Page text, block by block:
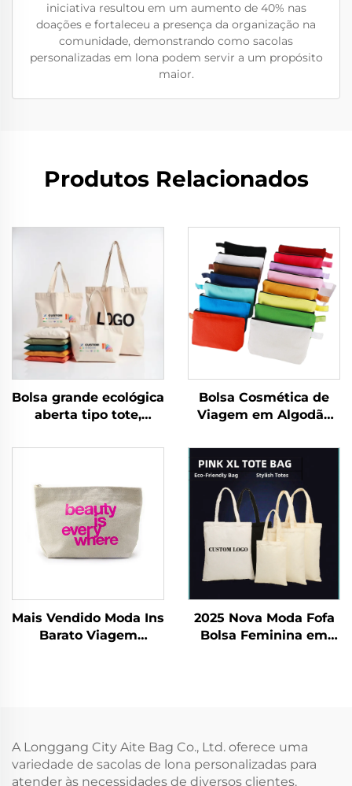
iniciativa resultou em um aumento de 40% nas
doações e fortaleceu a presença da organização na
comunidade, demonstrando como sacolas
personalizadas em lona podem servir a um propósito
maior.
Produtos Relacionados
Bolsa grande ecológica
aberta tipo tote,
de praia e compras,
Bolsa Cosmética de
Viagem em Algodão
Personalizado,
Ecologicamente
Correta,
Compartimento
Dobrável com Zíper
para Armazenamento,
Inclui Presentes
Mais Vendido Moda Ins
Barato Viagem
Logotipo
Personalizado Bolsa
de Lona de Algodão
2025 Nova Moda Fofa
Bolsa Feminina em
Capacidade
A Longgang City Aite Bag Co., Ltd. oferece uma
variedade de sacolas de lona personalizadas para
atender às necessidades de diversos clientes.